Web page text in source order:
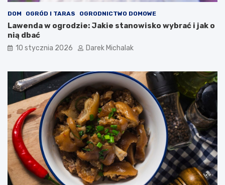
p
s
y
c
e
k
o
z
i
o
ś
ć
w
P
o
s
c
DOM OGRÓD I TARAS OGRODNICTWO DOMOWE
Lawenda w ogrodzie: Jakie stanowisko wybrać i jak o
nią dbać
10 stycznia 2026 Darek Michalak